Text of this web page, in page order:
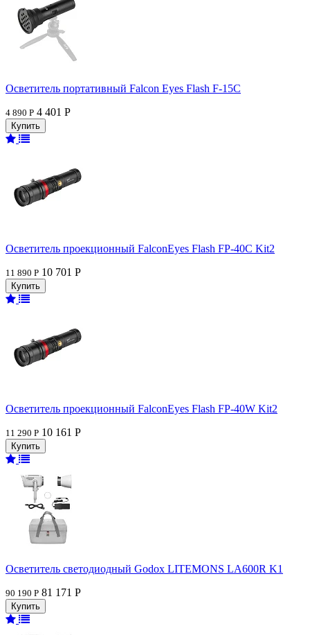
Осветитель портативный Falcon Eyes Flash F-15C
4 890 Р 4 401 Р
Осветитель проекционный FalconEyes Flash FP-40C Kit2
11 890 Р 10 701 Р
Осветитель проекционный FalconEyes Flash FP-40W Kit2
11 290 Р 10 161 Р
Осветитель светодиодный Godox LITEMONS LA600R K1
90 190 Р 81 171 Р